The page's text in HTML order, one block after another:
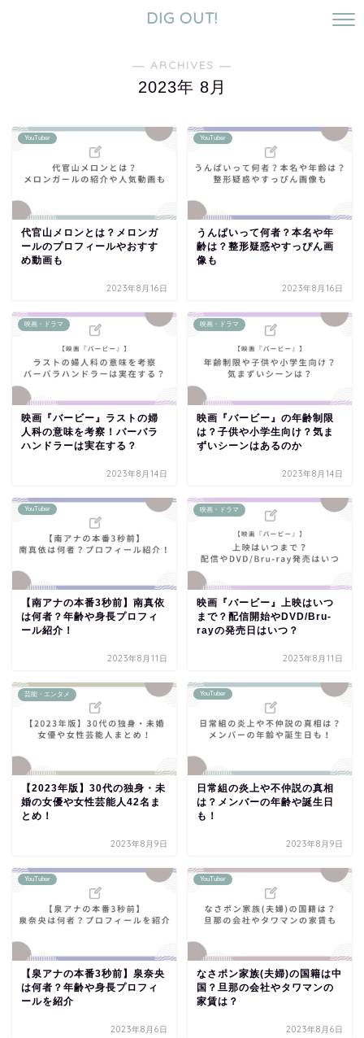
DIG OUT!
― ARCHIVES ―
2023年 8月
YouTuber
代官山メロンとは？メロンガ
ールのプロフィールやおすす
め動画も
2023年8月16日
YouTuber
うんぱいって何者？本名や年
齢は？整形疑惑やすっぴん画
像も
2023年8月16日
映画・ドラマ
映画『バービー』ラストの婦
人科の意味を考察！バーバラ
ハンドラーは実在する？
2023年8月14日
映画・ドラマ
映画『バービー』の年齢制限
は？子供や小学生向け？気ま
ずいシーンはあるのか
2023年8月14日
YouTuber
【南アナの本番3秒前】南真依
は何者？年齢や身長プロフィ
ール紹介！
2023年8月11日
映画・ドラマ
映画『バービー』上映はいつ
まで？配信開始やDVD/Bru-
rayの発売日はいつ？
2023年8月11日
芸能・エンタメ
【2023年版】30代の独身・未
婚の女優や女性芸能人42名ま
とめ！
2023年8月9日
YouTuber
日常組の炎上や不仲説の真相
は？メンバーの年齢や誕生日
も！
2023年8月9日
YouTuber
【泉アナの本番3秒前】泉奈央
は何者？年齢や身長プロフィ
ールを紹介
2023年8月6日
YouTuber
なさポン家族(夫婦)の国籍は中
国？旦那の会社やタワマンの
家賃は？
2023年8月6日